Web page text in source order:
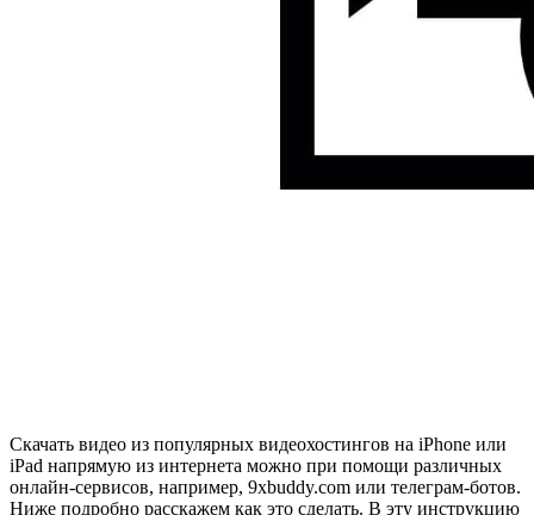
Скачать видео из популярных видеохостингов на iPhone или
iPad напрямую из интернета можно при помощи различных
онлайн-сервисов, например, 9xbuddy.com или телеграм-ботов.
Ниже подробно расскажем как это сделать. В эту инструкцию